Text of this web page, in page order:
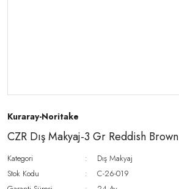
Kuraray-Noritake
CZR Dış Makyaj-3 Gr Reddish Brown
Kategori
Dış Makyaj
Stok Kodu
C-26-019